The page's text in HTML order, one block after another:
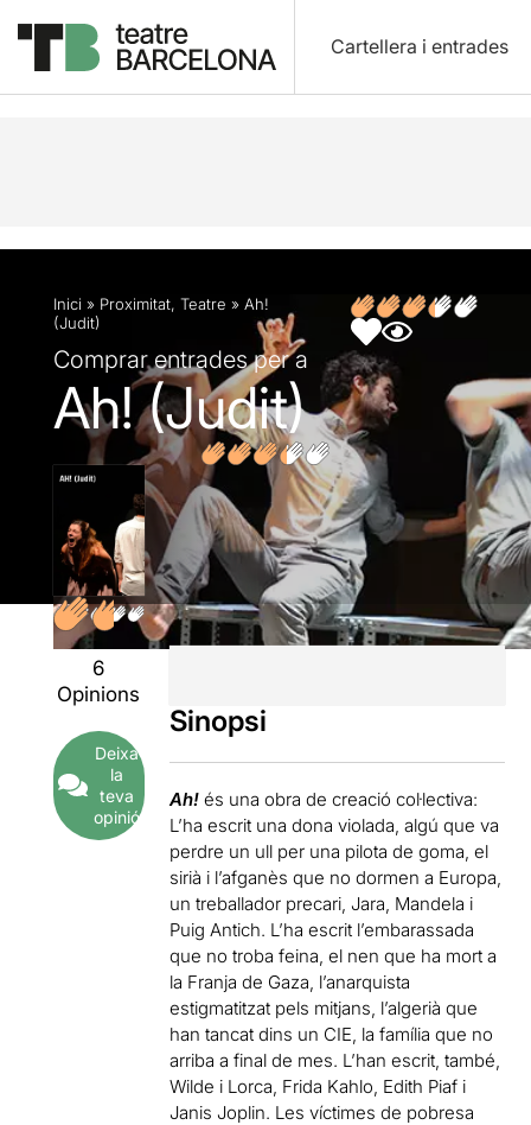
Cartellera i entrades
Descripció Fitxa artística Opinions Articles
Inici » Proximitat, Teatre » Ah!
(Judit)
Comprar entrades per a
Ah! (Judit)
6
Opinions
Deixa
la
teva
opinió
Sinopsi
Ah! és una obra de creació col·lectiva:
L’ha escrit una dona violada, algú que va
perdre un ull per una pilota de goma, el
sirià i l’afganès que no dormen a Europa,
un treballador precari, Jara, Mandela i
Puig Antich. L’ha escrit l’embarassada
que no troba feina, el nen que ha mort a
la Franja de Gaza, l’anarquista
estigmatitzat pels mitjans, l’algerià que
han tancat dins un CIE, la família que no
arriba a final de mes. L’han escrit, també,
Wilde i Lorca, Frida Kahlo, Edith Piaf i
Janis Joplin. Les víctimes de pobresa